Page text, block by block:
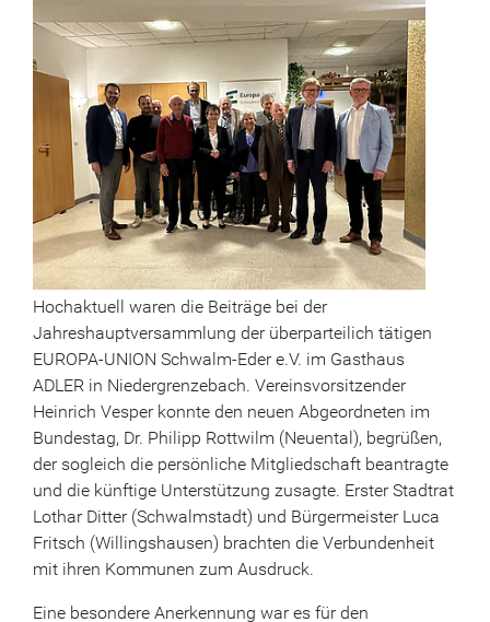
Hochaktuell waren die Beiträge bei der
Jahreshauptversammlung der überparteilich tätigen
EUROPA-UNION Schwalm-Eder e.V. im Gasthaus
ADLER in Niedergrenzebach. Vereinsvorsitzender
Heinrich Vesper konnte den neuen Abgeordneten im
Bundestag, Dr. Philipp Rottwilm (Neuental), begrüßen,
der sogleich die persönliche Mitgliedschaft beantragte
und die künftige Unterstützung zusagte. Erster Stadtrat
Lothar Ditter (Schwalmstadt) und Bürgermeister Luca
Fritsch (Willingshausen) brachten die Verbundenheit
mit ihren Kommunen zum Ausdruck.
Eine besondere Anerkennung war es für den